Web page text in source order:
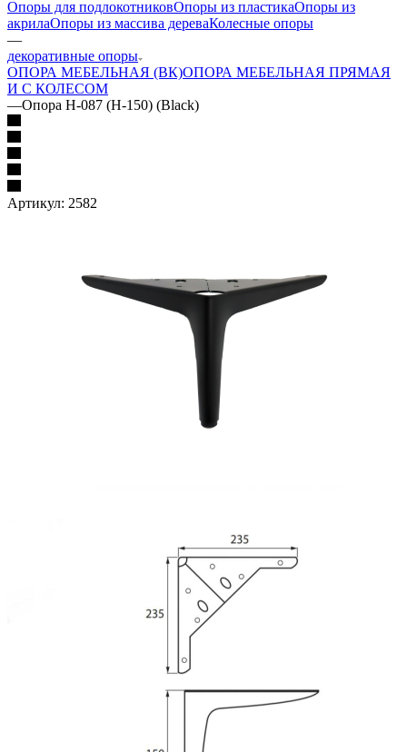
Опоры для подлокотниковОпоры из пластикаОпоры из
акрилаОпоры из массива дереваКолесные опоры
—
декоративные опоры
ОПОРА МЕБЕЛЬНАЯ (ВК)ОПОРА МЕБЕЛЬНАЯ ПРЯМАЯ
И С КОЛЕСОМ
—Опора Н-087 (H-150) (Black)
Артикул: 2582